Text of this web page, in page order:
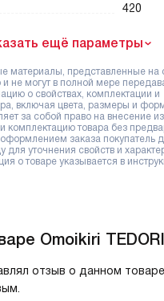
420
ещё параметры
материалы, представленные на
не могут в полной мере
о свойствах, комплектации и
включая цвета, размеры и
за собой право на внесение
комплектацию товара без
заказа покупатель
для уточнения свойств и
о товаре указывается в
Omoikiri
отзыв о данном